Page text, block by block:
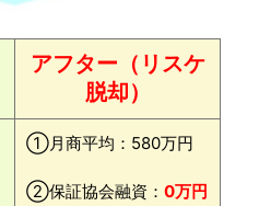
アフター（リスケ
脱却）
①月商平均：580万円
②保証協会融資： 0万円